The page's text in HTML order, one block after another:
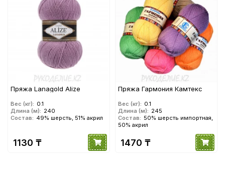
Пряжа Lanagold Alize
Вес (кг): 0.1
Длина (м): 240
Состав: 49% шерсть, 51% акрил
1130 ₸
Пряжа Гармония Камтекс
Вес (кг): 0.1
Длина (м): 245
Состав: 50% шерсть импортная,
50% акрил
1470 ₸